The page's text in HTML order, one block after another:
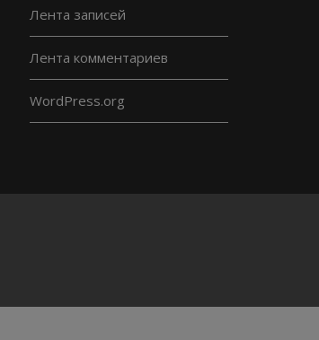
Лента записей
Лента комментариев
WordPress.org